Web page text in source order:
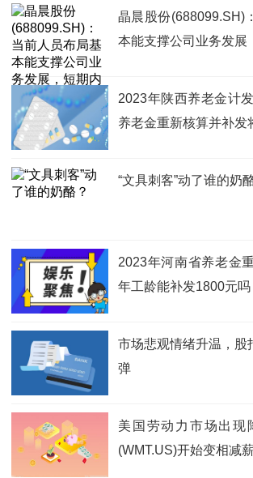
晶晨股份(688099.SH)
本能支撑公司业务发展
2023年陕西养老金计
养老金重新核算并补发
“文具刺客”动了谁的奶
2023年河南省养老金
年工龄能补发1800元
市场悲观情绪升温，股
弹
美国劳动力市场出现
(WMT.US)开始变相减